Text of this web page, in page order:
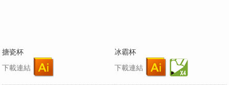
搪瓷杯
下載連結
冰霸杯
下載連結